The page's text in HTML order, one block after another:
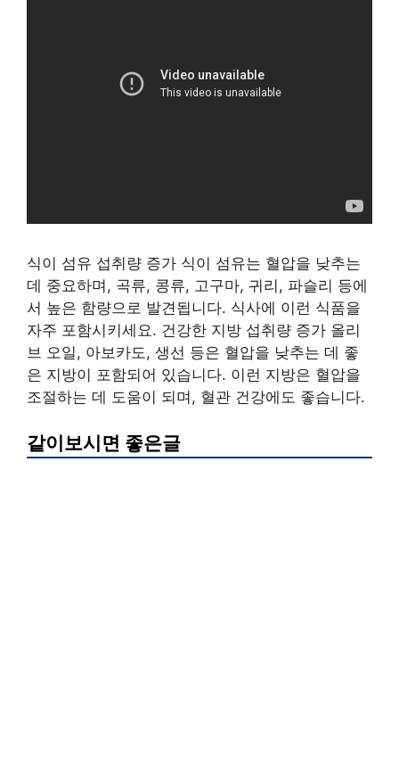
식이 섬유 섭취량 증가 식이 섬유는 혈압을 낮추는
데 중요하며, 곡류, 콩류, 고구마, 귀리, 파슬리 등에
서 높은 함량으로 발견됩니다. 식사에 이런 식품을
자주 포함시키세요. 건강한 지방 섭취량 증가 올리
브 오일, 아보카도, 생선 등은 혈압을 낮추는 데 좋
은 지방이 포함되어 있습니다. 이런 지방은 혈압을
조절하는 데 도움이 되며, 혈관 건강에도 좋습니다.
같이보시면 좋은글